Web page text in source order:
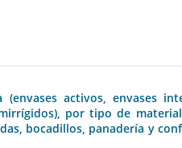
activos, envases
por tipo de
bocadillos, panadería y